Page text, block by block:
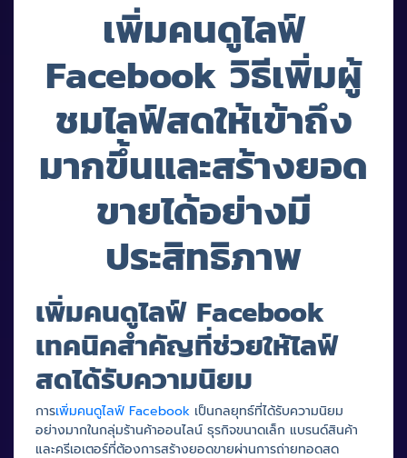
เพิ่มคนดูไลฟ์
Facebook วิธีเพิ่มผู้
ชมไลฟ์สดให้เข้าถึง
มากขึ้นและสร้างยอด
ขายได้อย่างมี
ประสิทธิภาพ
เพิ่มคนดูไลฟ์ Facebook
เทคนิคสำคัญที่ช่วยให้ไลฟ์
สดได้รับความนิยม
การเพิ่มคนดูไลฟ์ Facebook เป็นกลยุทธ์ที่ได้รับความนิยม
อย่างมากในกลุ่มร้านค้าออนไลน์ ธุรกิจขนาดเล็ก แบรนด์สินค้า
และครีเอเตอร์ที่ต้องการสร้างยอดขายผ่านการถ่ายทอดสด